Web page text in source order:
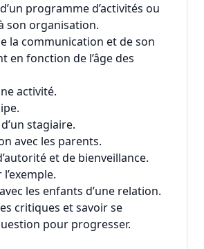
programme d’activités ou
son organisation.
la communication et de son
en fonction de l’âge des
activité.
stagiaire.
avec les parents.
et de bienveillance.
les enfants d’une relation.
critiques et savoir se
pour progresser.